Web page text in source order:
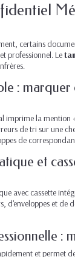
certains
professionnel. Le
:
la mention
de tri sur une
de
et
avec cassette
d'enveloppes et de
:
et permet